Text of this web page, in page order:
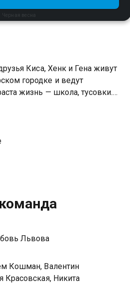
Черная весна
Киса, Хенк и Гена живут
городке и ведут
жизнь — школа, тусовки.
с появлением пары
в нее он давно и безответно
«Черная весна» —
по своим законам и
юным дуэлянтам понять
Львова
Кошман, Валентин
Красовская, Никита